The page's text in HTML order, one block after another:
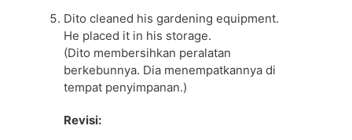
Dito cleaned his gardening equipment.
He placed it in his storage.
(Dito membersihkan peralatan
berkebunnya. Dia menempatkannya di
tempat penyimpanan.)
Revisi: